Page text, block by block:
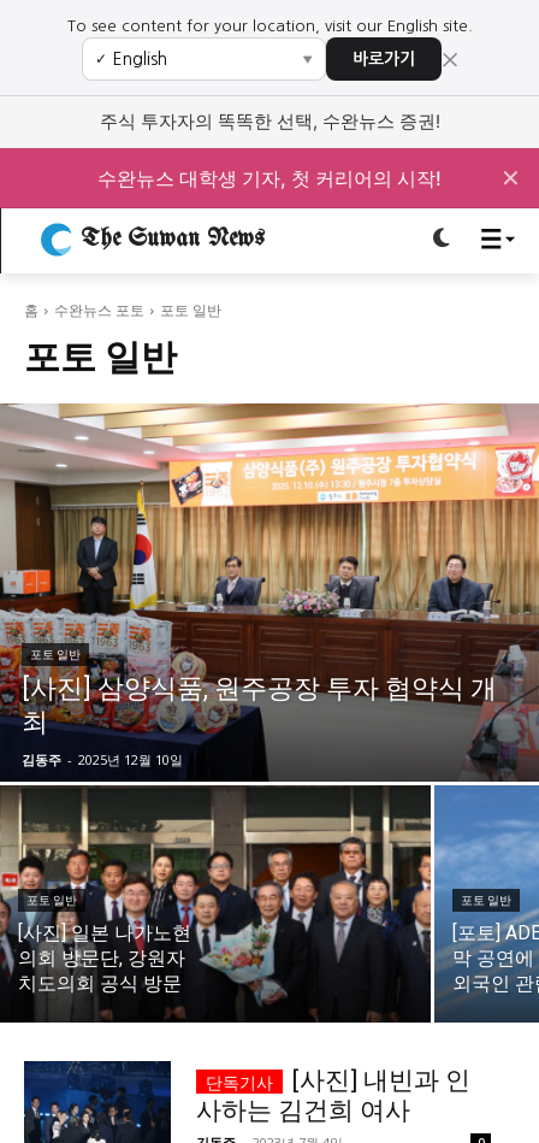
To see content for your location, visit our English site.
✓ ▼ 바로가기 ×
로그인하세요
주요 뉴스
정치 사회 교육
문화
오피니언 & 특집
특집 기사 바로가기 : 청소년· 청년
사설/칼럼
시 문학 (문학산책)
보도 사진 정치 사회 경제 트렌드
지역 & 글로벌 뉴스
서울전역 인천지역 경기지역
충청지역
세종지역 경상지역
전라지역
제주지역
부산/울산 대전지역 지방정가
ENG 中文 日文
커뮤니티
자유게시판
서비스 & 앱
로그인하세요
주요 뉴스
정치 사회 교육
문화
오피니언 & 특집
특집 기사 바로가기 : 청소년· 청년
사설/칼럼
시 문학 (문학산책)
보도 사진 정치 사회 경제 트렌드
지역 & 글로벌 뉴스
서울전역 인천지역 경기지역
충청지역 세종지역 경상지역
전라지역
제주지역
부산/울산 대전지역 지방정가
ENG 中文 日文
커뮤니티
자유게시판
서비스 & 앱
주식 투자자의 똑똑한 선택, 수완뉴스 증권!
수완뉴스 대학생 기자, 첫 커리어의 시작! ✕
The Suwan News
홈 수완뉴스 포토 포토 일반
포토 일반
포토 일반
[사진] 삼양식품, 원주공장 투자 협약식 개
최
김동주 - 2025년 12월 10일
포토 일반
[사진] 일본 나가노현
의회 방문단, 강원자
치도의회 공식 방문
포토 일반
[포토]
막 공연
외국인
[사진] 내빈과 인
사하는 김건희 여사